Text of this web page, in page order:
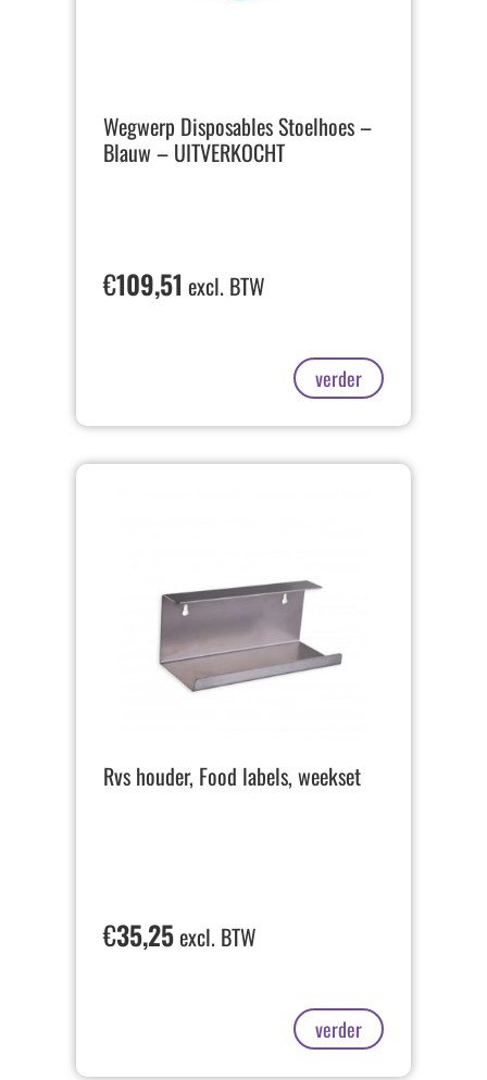
Wegwerp Disposables Stoelhoes –
Blauw – UITVERKOCHT
€109,51 excl. BTW
verder
Rvs houder, Food labels, weekset
€35,25excl. BTW
verder